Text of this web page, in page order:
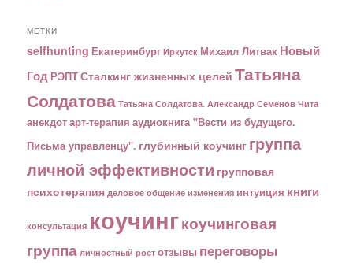
МЕТКИ
selfhunting Екатеринбург Иркутск Михаил Литвак Новый
Год РЭПТСталкинг жизненных целей Татьяна
Солдатова Татьяна Солдатова. Александр Семенов Чита
анекдотарт-терапия аудиокнига "Вести из будущего.
Письма управленцу". глубинный коучинг группа
личной эффективности групповая
психотерапия деловое общение изменения интуиция книги
консультация коучингкоучинговая
группа личностный рост отзывы переговоры